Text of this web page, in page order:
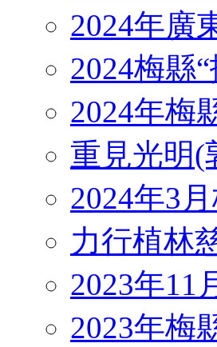
2024年廣
2024梅縣
2024年梅
重見光明(
2024年3
力行植林
2023年11
2023年梅